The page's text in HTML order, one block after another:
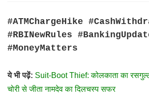
#ATMChargeHike
#RBINewRules
#MoneyMatters
ये भी पढ़ें: Suit-Boot Thief: कोलकाता का
चोरी से जीता नामदेव का दिलचस्प सफर